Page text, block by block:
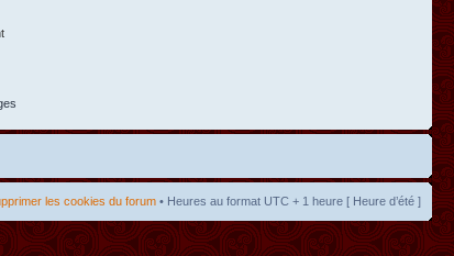
les cookies du forum • Heures au format UTC + 1 heure [ Heure d’été ]